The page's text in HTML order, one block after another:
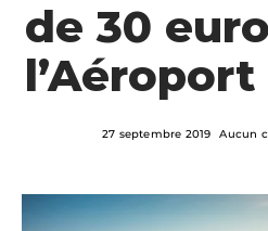
de 30
27 septembre 2019 Aucun